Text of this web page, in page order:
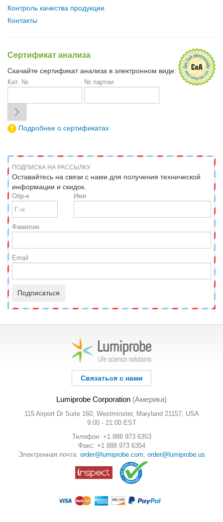
Контроль качества продукции
Контакты
Сертификат анализа
Скачайте сертификат анализа в электронном виде:
Кат. № № партии
Подробнее о сертификатах
ПОДПИСКА НА РАССЫЛКУ
Оставайтесь на связи с нами для получения технической
информации и скидок.
Обр-е Имя
Фамилия
Email
Подписаться
Связаться с нами
Lumiprobe Corporation (Америка)
115 Airport Dr Suite 160, Westminster, Maryland 21157, USA
9:00 - 21:00 EST
Телефон: +1 888 973 6353
Факс: +1 888 973 6354
Электронная почта: order@lumiprobe.com, order@lumiprobe.us